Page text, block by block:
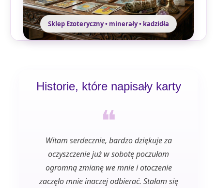
Sklep Ezoteryczny • minerały • kadzidła
Historie, które napisały karty
❝
Witam serdecznie, bardzo dziękuje za
oczyszczenie już w sobotę poczułam
ogromną zmianę we mnie i otoczenie
zaczęło mnie inaczej odbierać. Stałam się